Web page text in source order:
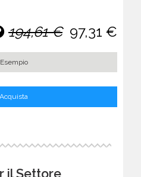
194,61 € 97,31 €
Esempio
Acquista
il Settore